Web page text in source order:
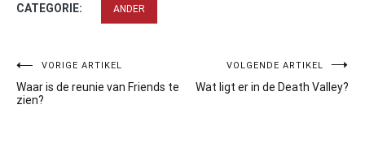
CATEGORIE: ANDER
Bericht
navigatie
VORIGE ARTIKEL
Waar is de reunie van Friends te
zien?
VOLGENDE ARTIKEL
Wat ligt er in de Death Valley?